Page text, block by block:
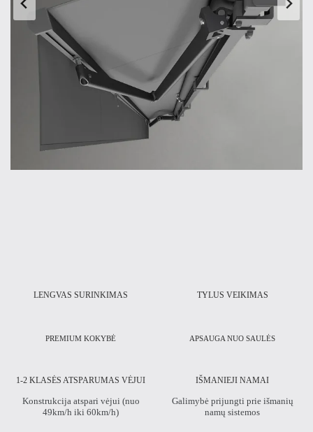
LENGVAS SURINKIMAS TYLUS VEIKIMAS
PREMIUM KOKYBĖ APSAUGA NUO SAULĖS
1-2 KLASĖS ATSPARUMAS VĖJUI
Konstrukcija atspari vėjui (nuo
49km/h iki 60km/h)
IŠMANIEJI NAMAI
Galimybė prijungti prie išmanių
namų sistemos